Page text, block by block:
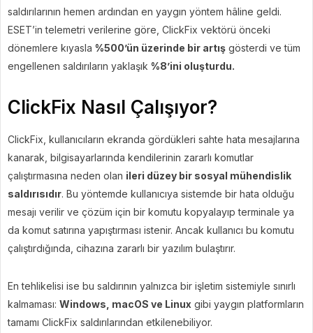
saldırılarının hemen ardından en yaygın yöntem hâline geldi.
ESET’in telemetri verilerine göre, ClickFix vektörü önceki
dönemlere kıyasla %500’ün üzerinde bir artış gösterdi ve tüm
engellenen saldırıların yaklaşık %8’ini oluşturdu.
ClickFix Nasıl Çalışıyor?
ClickFix, kullanıcıların ekranda gördükleri sahte hata mesajlarına
kanarak, bilgisayarlarında kendilerinin zararlı komutlar
çalıştırmasına neden olan ileri düzey bir sosyal mühendislik
saldırısıdır. Bu yöntemde kullanıcıya sistemde bir hata olduğu
mesajı verilir ve çözüm için bir komutu kopyalayıp terminale ya
da komut satırına yapıştırması istenir. Ancak kullanıcı bu komutu
çalıştırdığında, cihazına zararlı bir yazılım bulaştırır.
En tehlikelisi ise bu saldırının yalnızca bir işletim sistemiyle sınırlı
kalmaması: Windows, macOS ve Linux gibi yaygın platformların
tamamı ClickFix saldırılarından etkilenebiliyor.